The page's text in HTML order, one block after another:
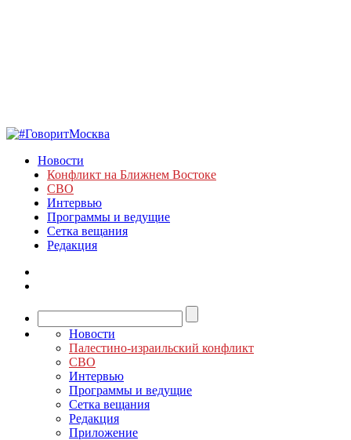
Новости
Конфликт на Ближнем Востоке
СВО
Интервью
Программы и ведущие
Сетка вещания
Редакция
Новости
Палестино-израильский конфликт
СВО
Интервью
Программы и ведущие
Сетка вещания
Редакция
Приложение